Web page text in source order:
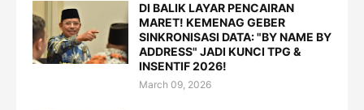
DI BALIK LAYAR PENCAIRAN
MARET! KEMENAG GEBER
SINKRONISASI DATA: "BY NAME BY
ADDRESS" JADI KUNCI TPG &
INSENTIF 2026!
March 09, 2026